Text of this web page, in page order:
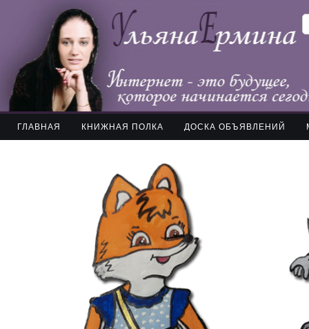
ГЛАВНАЯ КНИЖНАЯ ПОЛКА ДОСКА ОБЪЯВЛЕНИЙ